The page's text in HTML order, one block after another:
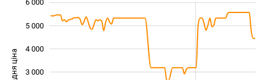
1 000
3 000
4 000
5 000
6 000